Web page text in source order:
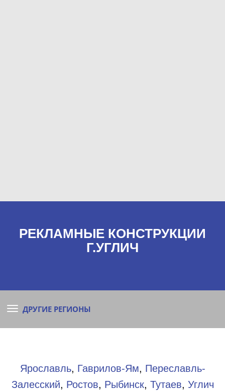
РЕКЛАМНЫЕ КОНСТРУКЦИИ
Г.УГЛИЧ
ДРУГИЕ РЕГИОНЫ
Ярославль​, Гаврилов-Ям, Переславль-
Залесский, Ростов, Рыбинск, Тутаев, Углич